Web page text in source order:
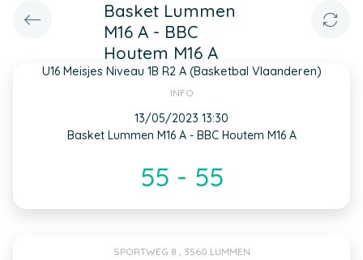
Basket Lummen
M16 A - BBC
Houtem M16 A
U16 Meisjes Niveau 1B R2 A (Basketbal Vlaanderen)
INFO
13/05/2023 13:30
Basket Lummen M16 A - BBC Houtem M16 A
55 - 55
SPORTWEG 8 , 3560 LUMMEN